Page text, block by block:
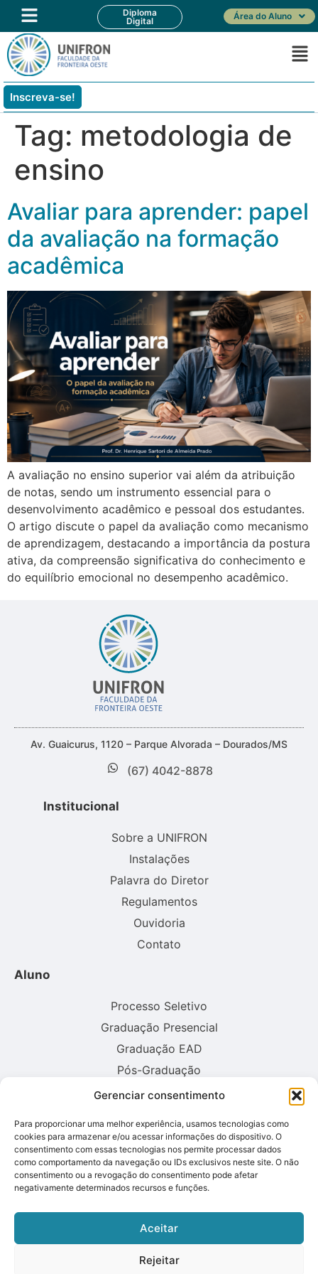
Gerenciar consentimento
Para proporcionar uma melhor experiência, usamos tecnologias como
cookies para armazenar e/ou acessar informações do dispositivo. O
consentimento com essas tecnologias nos permite processar dados
como comportamento da navegação ou IDs exclusivos neste site. O não
consentimento ou a revogação do consentimento pode afetar
negativamente determinados recursos e funções.
Aceitar
Rejeitar
Diploma
Digital
Área do Aluno
Inscreva-se!
Tag: metodologia de
ensino
Avaliar para aprender: papel
da avaliação na formação
acadêmica
A avaliação no ensino superior vai além da atribuição
de notas, sendo um instrumento essencial para o
desenvolvimento acadêmico e pessoal dos estudantes.
O artigo discute o papel da avaliação como mecanismo
de aprendizagem, destacando a importância da postura
ativa, da compreensão significativa do conhecimento e
do equilíbrio emocional no desempenho acadêmico.
Av. Guaicurus, 1120 – Parque Alvorada – Dourados/MS
(67) 4042-8878
Institucional
Sobre a UNIFRON
Instalações
Palavra do Diretor
Regulamentos
Ouvidoria
Contato
Aluno
Processo Seletivo
Graduação Presencial
Graduação EAD
Pós-Graduação
Consulte aqui o cadastro da instituição no sistema E-MEC: